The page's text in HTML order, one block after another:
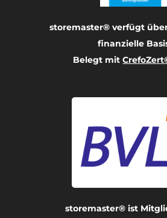
storemaster® verfügt
finanzielle
Belegt mit
storemaster® ist